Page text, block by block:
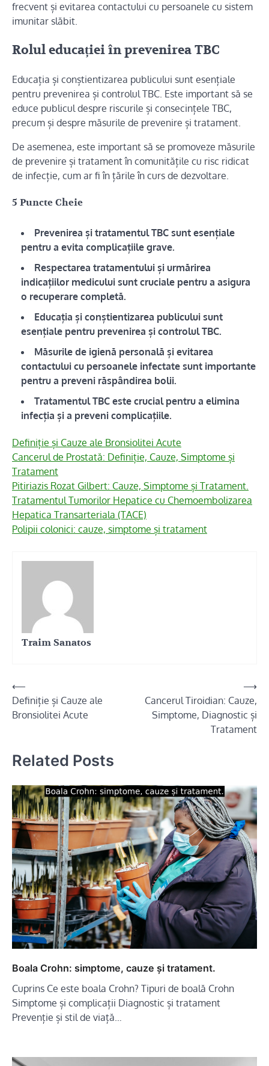
frecvent și evitarea contactului cu persoanele cu sistem
imunitar slăbit.
Rolul educației în prevenirea TBC
Educația și conștientizarea publicului sunt esențiale
pentru prevenirea și controlul TBC. Este important să se
educe publicul despre riscurile și consecințele TBC,
precum și despre măsurile de prevenire și tratament.
De asemenea, este important să se promoveze măsurile
de prevenire și tratament în comunitățile cu risc ridicat
de infecție, cum ar fi în țările în curs de dezvoltare.
5 Puncte Cheie
Prevenirea și tratamentul TBC sunt esențiale
pentru a evita complicațiile grave.
Respectarea tratamentului și urmărirea
indicațiilor medicului sunt cruciale pentru a asigura
o recuperare completă.
Educația și conștientizarea publicului sunt
esențiale pentru prevenirea și controlul TBC.
Măsurile de igienă personală și evitarea
contactului cu persoanele infectate sunt importante
pentru a preveni răspândirea bolii.
Tratamentul TBC este crucial pentru a elimina
infecția și a preveni complicațiile.
Definiție și Cauze ale Bronsiolitei Acute
Cancerul de Prostată: Definiție, Cauze, Simptome și
Tratament
Pitiriazis Rozat Gilbert: Cauze, Simptome și Tratament.
Tratamentul Tumorilor Hepatice cu Chemoembolizarea
Hepatica Transarteriala (TACE)
Polipii colonici: cauze, simptome și tratament
Traim Sanatos
Navigare
în
⟵
Definiție și Cauze ale
Bronsiolitei Acute
Cancerul Tiroidian: Cauze,
Simptome, Diagnostic și
Tratament
⟶
Related Posts
Boala Crohn: simptome, cauze și tratament.
Cuprins Ce este boala Crohn? Tipuri de boală Crohn
Simptome și complicații Diagnostic și tratament
Prevenție și stil de viață…